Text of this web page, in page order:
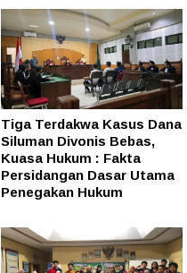
Tiga Terdakwa Kasus Dana
Siluman Divonis Bebas,
Kuasa Hukum : Fakta
Persidangan Dasar Utama
Penegakan Hukum